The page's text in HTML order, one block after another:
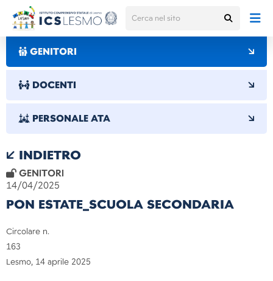
GENITORI
DOCENTI
PERSONALE ATA
INDIETRO
GENITORI
14/04/2025
PON ESTATE_SCUOLA SECONDARIA
Circolare n.
Lesmo, 14 aprile 2025